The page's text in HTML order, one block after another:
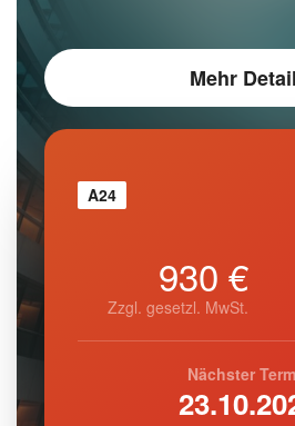
Mehr
A24
930 €
Zzgl. gesetzl. MwSt.
Nächster